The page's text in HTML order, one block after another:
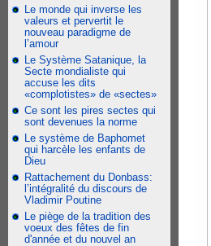
Le monde qui inverse les
valeurs et pervertit le
nouveau paradigme de
l’amour
Le Système Satanique, la
Secte mondialiste qui
accuse les dits
«complotistes» de «sectes»
Ce sont les pires sectes qui
sont devenues la norme
Le système de Baphomet
qui harcèle les enfants de
Dieu
Rattachement du Donbass:
l’intégralité du discours de
Vladimir Poutine
Le piège de la tradition des
voeux des fêtes de fin
d'année et du nouvel an